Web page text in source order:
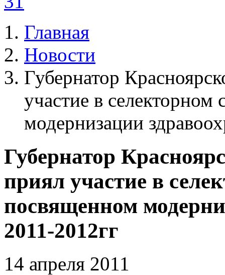
Главная
Новости
Губернатор
участие в
модернизации
Губернатор
приял участие в
посвященном
2011-2012гг
14 апреля 2011